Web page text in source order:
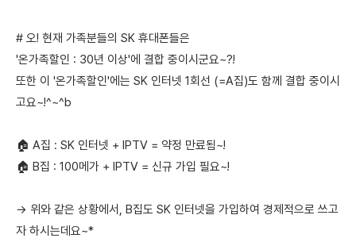
# 오! 현재 가족분들의 SK 휴대폰들은
'온가족할인 : 30년 이상'에 결합 중이시군요~?!
또한 이 '온가족할인'에는 SK 인터넷 1회선 (=A집)도 함께 결합 중이시
고요~!^~^b
🏠 A집 : SK 인터넷 + IPTV = 약정 만료됨~!
🏠 B집 : 100메가 + IPTV = 신규 가입 필요~!
→ 위와 같은 상황에서, B집도 SK 인터넷을 가입하여 경제적으로 쓰고
자 하시는데요~*